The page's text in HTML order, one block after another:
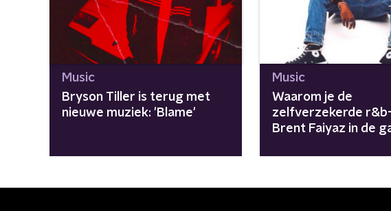
Music
Bryson Tiller is terug met
nieuwe muziek: 'Blame'
Music
Waarom je de
zelfverzekerde
Brent Faiyaz in de